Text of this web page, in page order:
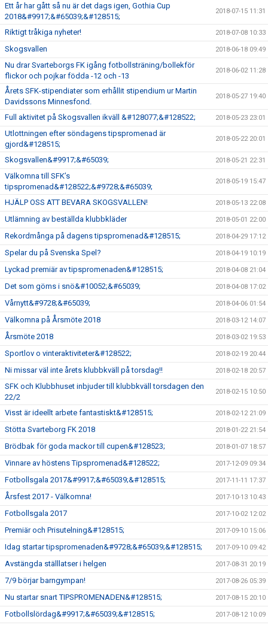
Ett år har gått så nu är det dags igen, Gothia Cup
2018&#9917;&#65039;&#128515;
2018-07-15 11:31
Riktigt tråkiga nyheter! 2018-07-08 10:33
Skogsvallen 2018-06-18 09:49
Nu drar Svarteborgs FK igång fotbollsträning/bollekför
flickor och pojkar födda -12 och -13
2018-06-02 11:28
Årets SFK-stipendiater som erhållit stipendium ur Martin
Davidssons Minnesfond.
2018-05-27 19:40
Full aktivitet på Skogsvallen ikväll &#128077;&#128522; 2018-05-23 23:01
Utlottningen efter söndagens tipspromenad är
gjord&#128515;
2018-05-22 20:01
Skogsvallen&#9917;&#65039; 2018-05-21 22:31
Välkomna till SFK’s
tipspromenad&#128522;&#9728;&#65039;
2018-05-19 15:47
HJÄLP OSS ATT BEVARA SKOGSVALLEN! 2018-05-13 22:08
Utlämning av beställda klubbkläder 2018-05-01 22:00
Rekordmånga på dagens tipspromenad&#128515; 2018-04-29 17:12
Spelar du på Svenska Spel? 2018-04-19 10:19
Lyckad premiär av tipspromenaden&#128515; 2018-04-08 21:04
Det som göms i snö&#10052;&#65039; 2018-04-08 17:02
Vårnytt&#9728;&#65039; 2018-04-06 01:54
Välkomna på Årsmöte 2018 2018-03-12 14:07
Årsmöte 2018 2018-03-02 19:53
Sportlov o vinteraktiviteter&#128522; 2018-02-19 20:44
Ni missar väl inte årets klubbkväll på torsdag!! 2018-02-18 20:57
SFK och Klubbhuset inbjuder till klubbkväll torsdagen den
22/2
2018-02-15 10:50
Visst är ideellt arbete fantastiskt&#128515; 2018-02-12 21:09
Stötta Svarteborg FK 2018 2018-01-22 21:54
Brödbak för goda mackor till cupen&#128523; 2018-01-07 18:57
Vinnare av höstens Tipspromenad&#128522; 2017-12-09 09:34
Fotbollsgala 2017&#9917;&#65039;&#128515; 2017-11-11 17:37
Årsfest 2017 - Välkomna! 2017-10-13 10:43
Fotbollsgala 2017 2017-10-02 12:02
Premiär och Prisutelning&#128515; 2017-09-10 15:06
Idag startar tipspromenaden&#9728;&#65039;&#128515; 2017-09-10 09:42
Avstängda ställlatser i helgen 2017-08-31 20:19
7/9 börjar barngympan! 2017-08-26 05:39
Nu startar snart TIPSPROMENADEN&#128515; 2017-08-15 20:10
Fotbollslördag&#9917;&#65039;&#128515; 2017-08-12 10:09